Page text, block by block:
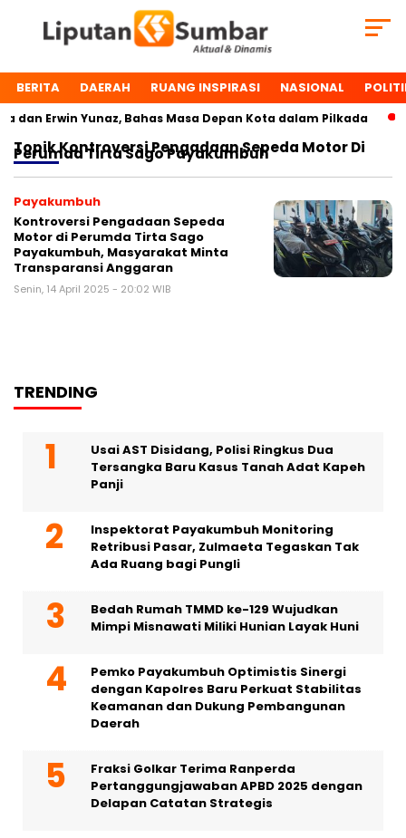
BERITA DAERAH RUANG INSPIRASI NASIONAL
Erwin Yunaz, Bahas Masa Depan Kota dalam Pilkada
TopikKontroversi Pengadaan Sepeda Motor Di
Perumda Tirta Sago Payakumbuh
Payakumbuh
Kontroversi Pengadaan Sepeda
Motor di Perumda Tirta Sago
Payakumbuh, Masyarakat Minta
Transparansi Anggaran
Senin, 14 April 2025 - 20:02 WIB
TRENDING
Usai AST Disidang, Polisi Ringkus Dua
Tersangka Baru Kasus Tanah Adat Kapeh
Panji
Inspektorat Payakumbuh Monitoring
Retribusi Pasar, Zulmaeta Tegaskan Tak
Ada Ruang bagi Pungli
Bedah Rumah TMMD ke-129 Wujudkan
Mimpi Misnawati Miliki Hunian Layak Huni
Pemko Payakumbuh Optimistis Sinergi
dengan Kapolres Baru Perkuat Stabilitas
Keamanan dan Dukung Pembangunan
Daerah
Fraksi Golkar Terima Ranperda
Pertanggungjawaban APBD 2025 dengan
Delapan Catatan Strategis